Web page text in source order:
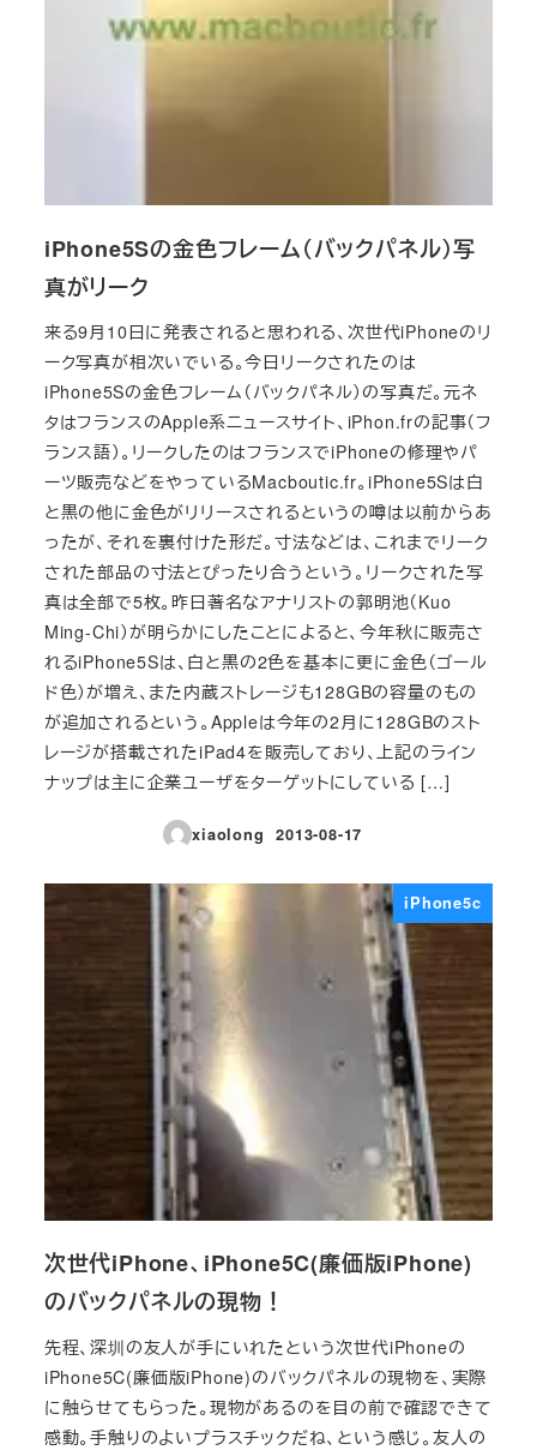
iPhone5Sの金色フレーム（バックパネル）写
真がリーク
来る9月10日に発表されると思われる、次世代iPhoneのリ
ーク写真が相次いでいる。今日リークされたのは
iPhone5Sの金色フレーム（バックパネル）の写真だ。元ネ
タはフランスのApple系ニュースサイト、iPhon.frの記事（フ
ランス語）。リークしたのはフランスでiPhoneの修理やパ
ーツ販売などをやっているMacboutic.fr。iPhone5Sは白
と黒の他に金色がリリースされるというの噂は以前からあ
ったが、それを裏付けた形だ。寸法などは、これまでリーク
された部品の寸法とぴったり合うという。リークされた写
真は全部で5枚。昨日著名なアナリストの郭明池（Kuo
Ming-Chi）が明らかにしたことによると、今年秋に販売さ
れるiPhone5Sは、白と黒の2色を基本に更に金色（ゴール
ド色）が増え、また内蔵ストレージも128GBの容量のもの
が追加されるという。Appleは今年の2月に128GBのスト
レージが搭載されたiPad4を販売しており、上記のライン
ナップは主に企業ユーザをターゲットにしている […]
xiaolong
投稿日
2013-08-17
iPhone5c
次世代iPhone、iPhone5C(廉価版iPhone)
のバックパネルの現物！
先程、深圳の友人が手にいれたという次世代iPhoneの
iPhone5C(廉価版iPhone)のバックパネルの現物を、実際
に触らせてもらった。現物があるのを目の前で確認できて
感動。手触りのよいプラスチックだね、という感じ。友人の